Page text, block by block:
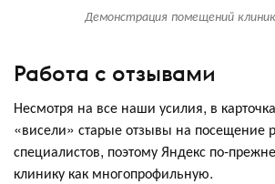
Демонстрация помещений
Работа с отзывами
Несмотря на все наши усилия, в
«висели» старые отзывы на посещение
специалистов, поэтому Яндекс по-
клинику как многопрофильную.